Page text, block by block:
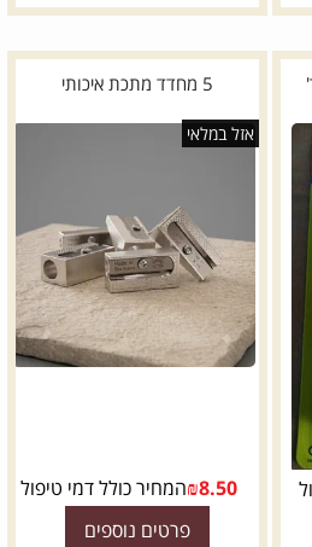
5 מחדד מתכת איכותי
אזל במלאי
₪8.50 המחיר כולל דמי טיפול
פרטים נוספים